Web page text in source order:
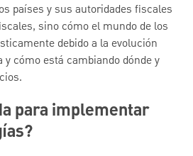
países y sus autoridades fiscales
sino cómo el mundo de los
debido a la evolución
cómo está cambiando dónde y
para implementar